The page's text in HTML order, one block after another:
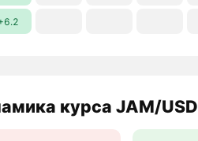
курса JAM/USD